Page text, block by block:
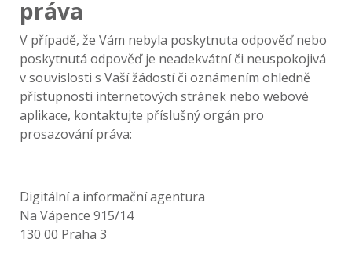
práva
V případě, že Vám nebyla poskytnuta odpověď nebo
poskytnutá odpověď je neadekvátní či neuspokojivá
v souvislosti s Vaší žádostí či oznámením ohledně
přístupnosti internetových stránek nebo webové
aplikace, kontaktujte příslušný orgán pro
prosazování práva:
Digitální a informační agentura
Na Vápence 915/14
130 00 Praha 3